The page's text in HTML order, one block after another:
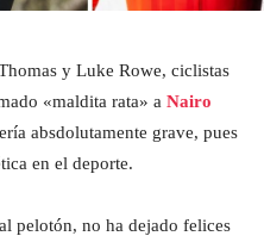
y Luke Rowe, ciclistas
«maldita rata» a Nairo
absdolutamente grave, pues
en el deporte.
pelotón, no ha dejado felices